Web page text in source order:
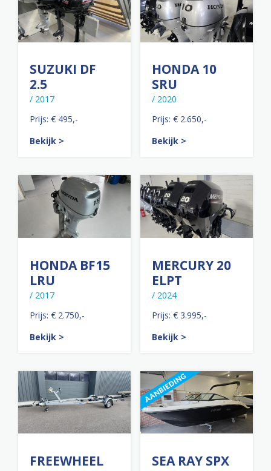
SUZUKI DF
2.5
/ 2017
Prijs: € 495,-
Bekijk >
HONDA 10
SRU
/ 2020
Prijs: € 2.650,-
Bekijk >
HONDA BF15
LRU
/ 2017
Prijs: € 2.750,-
Bekijk >
MERCURY 20
ELPT
/ 2024
Prijs: € 3.995,-
Bekijk >
FREEWHEEL
SEA RAY SPX